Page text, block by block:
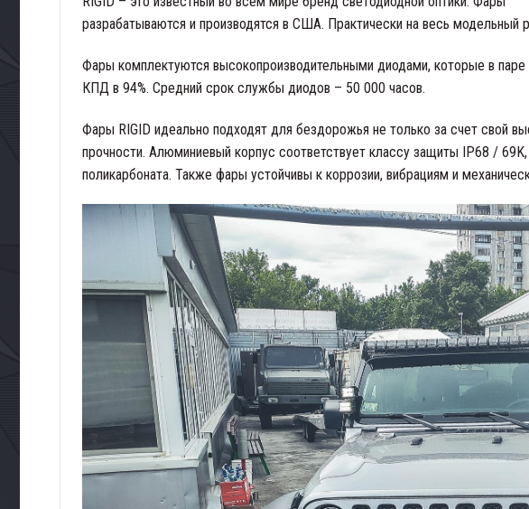
разрабатываются и производятся в США. Практически на весь модельный
Фары комплектуются высокопроизводительными диодами, которые в
КПД в 94%. Средний срок службы диодов – 50 000 часов.
Фары RIGID идеально подходят для бездорожья не только за счет свой
прочности. Алюминиевый корпус соответствует классу защиты IP68 /
поликарбоната. Также фары устойчивы к коррозии, вибрациям и